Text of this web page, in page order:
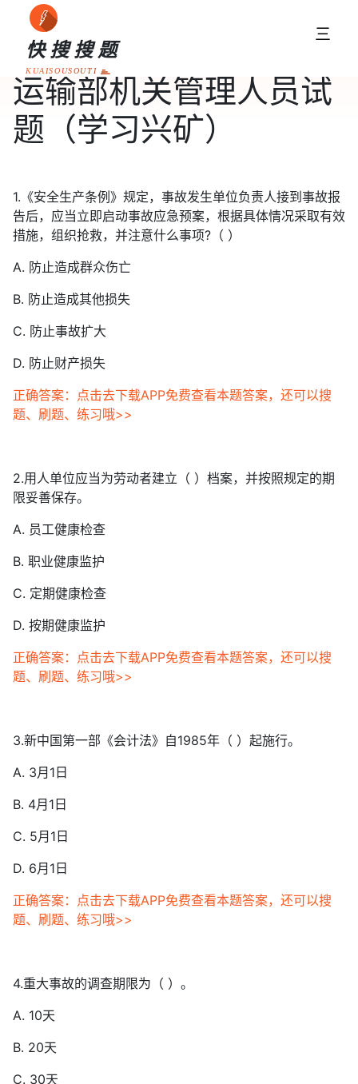
快搜搜题
KUAISOUSOUTI
三
运输部机关管理人员试
题（学习兴矿）
1.《安全生产条例》规定，事故发生单位负责人接到事故报
告后，应当立即启动事故应急预案，根据具体情况采取有效
措施，组织抢救，并注意什么事项?（ ）
A. 防止造成群众伤亡
B. 防止造成其他损失
C. 防止事故扩大
D. 防止财产损失
正确答案：点击去下载APP免费查看本题答案，还可以搜
题、刷题、练习哦>>
2.用人单位应当为劳动者建立（ ）档案，并按照规定的期
限妥善保存。
A. 员工健康检查
B. 职业健康监护
C. 定期健康检查
D. 按期健康监护
正确答案：点击去下载APP免费查看本题答案，还可以搜
题、刷题、练习哦>>
3.新中国第一部《会计法》自1985年（ ）起施行。
A. 3月1日
B. 4月1日
C. 5月1日
D. 6月1日
正确答案：点击去下载APP免费查看本题答案，还可以搜
题、刷题、练习哦>>
4.重大事故的调查期限为（ ）。
A. 10天
B. 20天
C. 30天